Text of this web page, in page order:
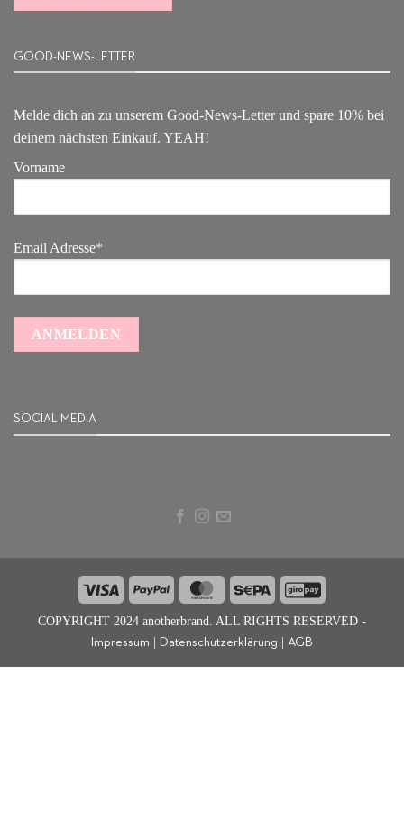
GOOD-NEWS-LETTER
Melde dich an zu unserem Good-News-Letter und spare 10% bei
deinem nächsten Einkauf. YEAH!
Vorname
Email Adresse*
SOCIAL MEDIA
Visa PayPal MasterCard Sepa GiroPay
COPYRIGHT 2024 anotherbrand. ALL RIGHTS RESERVED -
Impressum | Datenschutzerklärung | AGB